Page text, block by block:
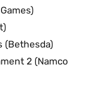
(Bethesda)
2 (Namco